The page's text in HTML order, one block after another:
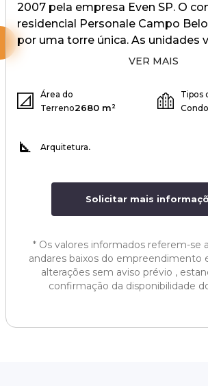
2007 pela empresa Even SP. O
residencial Personale Campo
por uma torre única. As unidades
VER MAIS
Área do
Terreno2680 m²
Tipos
Arquitetura.
Solicitar mais
* Os valores informados referem-se
andares baixos do empreendimento
alterações sem aviso prévio ,
confirmação da disponibilidade